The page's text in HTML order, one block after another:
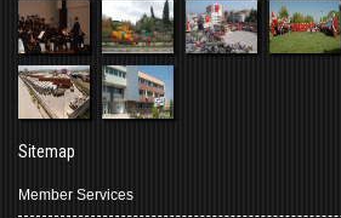
Sitemap
Member Services